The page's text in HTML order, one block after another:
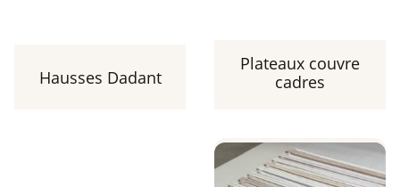
Hausses Dadant
Plateaux couvre
cadres